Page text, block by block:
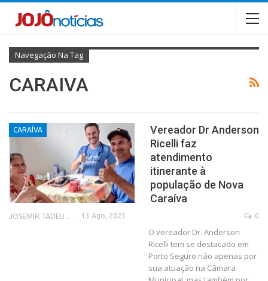
Navegação Na Tag
CARAIVA
CARAÍVA
Vereador Dr Anderson
Ricelli faz
atendimento
itinerante à
população de Nova
Caraíva
13 Ago, 2023 0
O vereador Dr. Anderson
Ricelli tem se destacado em
Porto Seguro não apenas por
sua atuação na Câmara